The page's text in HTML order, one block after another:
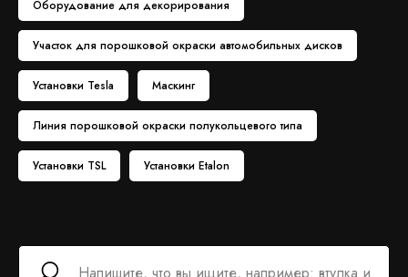
Оборудование для декорирования
Участок для порошковой окраски автомобильных дисков
Установки Tesla Маскинг
Линия порошковой окраски полукольцевого типа
Установки TSL Установки Etalon